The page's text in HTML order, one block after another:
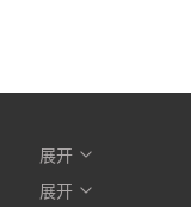
展开
展开